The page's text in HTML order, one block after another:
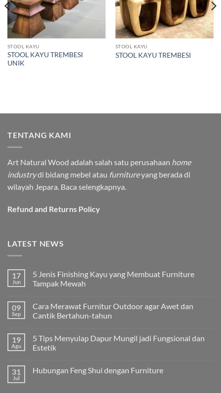
STOOL KAYU
STOOL KAYU TREMBESI
UNIK
STOOL KAYU
STOOL KAYU TREMBESI
TENTANG KAMI
Art Natural Wood adalah salah satu perusahaan home
industrydi bidang mebel atau furnitureyang berada di
wilayah Jepara. Baca selengkapnya.
Refund and Returns Policy
LATEST NEWS
17
Jun
5 Jenis Finishing Kayu yang Membuat Furniture
Tampak Mewah
komentar
pada
5
Kayu
yang
Membuat
Mewah
09
Sep
Cara Merawat Furnitur Outdoor agar Awet dan
Cantik Bertahun-tahun
komentar
pada
Cara
Outdoor
19
Agu
5 Tips Menyulap Dapur Mungil jadi Fungsional dan
Estetik
komentar
31
Jul
Hubungan Feng Shui dengan Furniture